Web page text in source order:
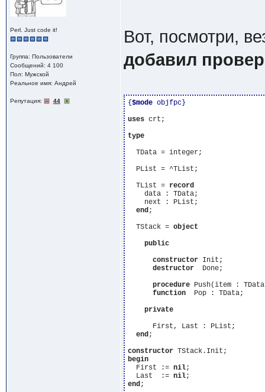
Perl. Just code it!
Группа: Пользователи
Сообщений: 4 100
Пол: Мужской
Реальное имя: Андрей
Репутация: 44
Вот, посмотри,
добавил
{ $mode objfpc}
uses crt;
type
  TData = integer;
  PList = ^TList;
  TList =
record
    data : TData;
    next : PList;
end;
  TStack =
object
public
constructor Init;
destructor
  Done;
procedure Push(item :
function
  Pop : TData;
private
      First, Last : PList;
end;
constructor
begin
  First :=
nil;
  Last  :=
nil
end;